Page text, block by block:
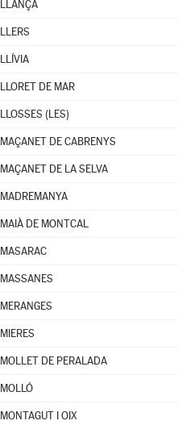
LLANÇÀ
LLERS
LLÍVIA
LLORET DE MAR
LLOSSES (LES)
MAÇANET DE CABRENYS
MAÇANET DE LA SELVA
MADREMANYA
MAIÀ DE MONTCAL
MASARAC
MASSANES
MERANGES
MIERES
MOLLET DE PERALADA
MOLLÓ
MONTAGUT I OIX